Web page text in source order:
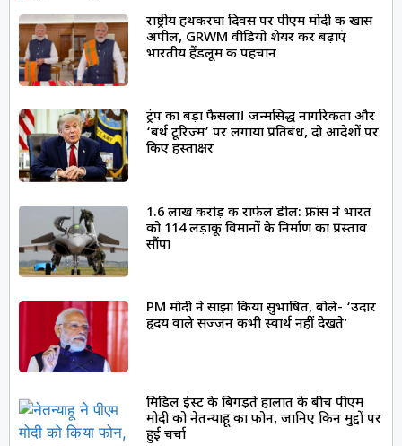
राष्ट्रीय हथकरघा दिवस पर पीएम मोदी की खास
अपील, GRWM वीडियो शेयर कर बढ़ाएं
भारतीय हैंडलूम की पहचान
ट्रंप का बड़ा फैसला! जन्मसिद्ध नागरिकता और
‘बर्थ टूरिज्म’ पर लगाया प्रतिबंध, दो आदेशों पर
किए हस्ताक्षर
1.6 लाख करोड़ की राफेल डील: फ्रांस ने भारत
को 114 लड़ाकू विमानों के निर्माण का प्रस्ताव
सौंपा
PM मोदी ने साझा किया सुभाषित, बोले- ‘उदार
हृदय वाले सज्जन कभी स्वार्थ नहीं देखते’
मिडिल ईस्ट के बिगड़ते हालात के बीच पीएम
मोदी को नेतन्याहू का फोन, जानिए किन मुद्दों पर
हुई चर्चा